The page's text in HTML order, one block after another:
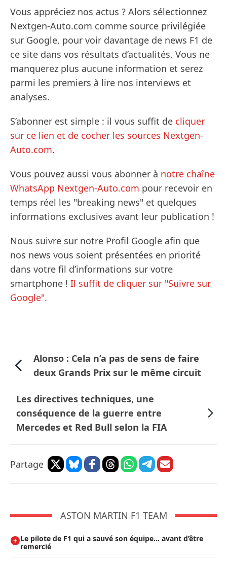
Vous appréciez nos actus ? Alors sélectionnez
Nextgen-Auto.com comme source privilégiée
sur Google, pour voir davantage de news F1 de
ce site dans vos résultats d’actualités. Vous ne
manquerez plus aucune information et serez
parmi les premiers à lire nos interviews et
analyses.
S’abonner est simple : il vous suffit de cliquer
sur ce lien et de cocher les sources Nextgen-
Auto.com.
Vous pouvez aussi vous abonner à notre chaîne
WhatsApp Nextgen-Auto.com pour recevoir en
temps réel les "breaking news" et quelques
informations exclusives avant leur publication !
Nous suivre sur notre Profil Google afin que
nos news vous soient présentées en priorité
dans votre fil d’informations sur votre
smartphone ! Il suffit de cliquer sur "Suivre sur
Google".
Alonso : Cela n’a pas de sens de faire
deux Grands Prix sur le même circuit
Les directives techniques, une
conséquence de la guerre entre
Mercedes et Red Bull selon la FIA
Partage
ASTON MARTIN F1 TEAM
Le pilote de F1 qui a sauvé son équipe… avant d’être
remercié